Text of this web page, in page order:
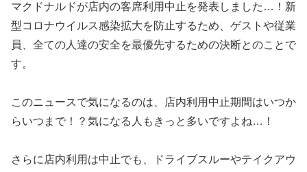
マクドナルドが店内の客席利用中止を発表しました…！新
型コロナウイルス感染拡大を防止するため、ゲストや従業
員、全ての人達の安全を最優先するための決断とのことで
す。
このニュースで気になるのは、店内利用中止期間はいつか
らいつまで！？気になる人もきっと多いですよね…！
さらに店内利用は中止でも、ドライブスルーやテイクアウ